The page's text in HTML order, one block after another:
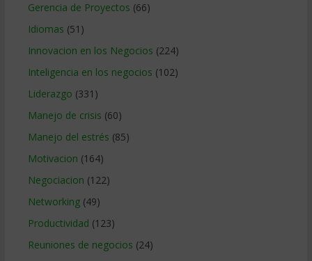
Gerencia de Proyectos (66)
Idiomas (51)
Innovacion en los Negocios (224)
Inteligencia en los negocios (102)
Liderazgo (331)
Manejo de crisis (60)
Manejo del estrés (85)
Motivacion (164)
Negociacion (122)
Networking(49)
Productividad (123)
Reuniones de negocios (24)